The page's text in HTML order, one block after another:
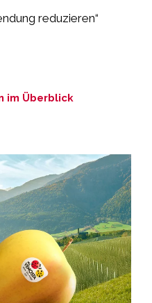
reduzieren“
im Überblick